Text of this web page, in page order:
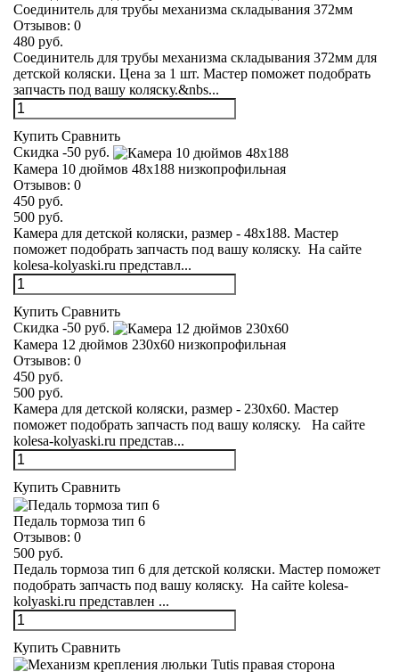
Соединитель для трубы механизма складывания 372мм
Отзывов: 0
480 руб.
Соединитель для трубы механизма складывания 372мм для
детской коляски. Цена за 1 шт. Мастер поможет подобрать
запчасть под вашу коляску.&nbs...
Купить Сравнить
Скидка -50 руб.
Камера 10 дюймов 48х188 низкопрофильная
Отзывов: 0
450 руб.
500 руб.
Камера для детской коляски, размер - 48х188. Мастер
поможет подобрать запчасть под вашу коляску. На сайте
kolesa-kolyaski.ru представл...
Купить Сравнить
Скидка -50 руб.
Камера 12 дюймов 230х60 низкопрофильная
Отзывов: 0
450 руб.
500 руб.
Камера для детской коляски, размер - 230х60. Мастер
поможет подобрать запчасть под вашу коляску. На сайте
kolesa-kolyaski.ru представ...
Купить Сравнить
Педаль тормоза тип 6
Отзывов: 0
500 руб.
Педаль тормоза тип 6 для детской коляски. Мастер поможет
подобрать запчасть под вашу коляску. На сайте kolesa-
kolyaski.ru представлен ...
Купить Сравнить